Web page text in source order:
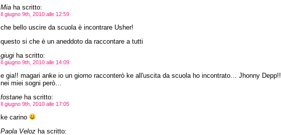
Miaha scritto:
Il giugno 9th, 2010 alle 12:59
che bello uscire da scuola è incontrare Usher!
questo si che è un aneddoto da raccontare a tutti
giugiha scritto:
Il giugno 9th, 2010 alle 14:09
e gia!! magari anke io un giorno racconterò ke all'uscita da scuola ho incontrato… Jhonny Depp!!
nei miei sogni però…
fostaneha scritto:
Il giugno 9th, 2010 alle 17:05
ke carino
Paola Velozha scritto: